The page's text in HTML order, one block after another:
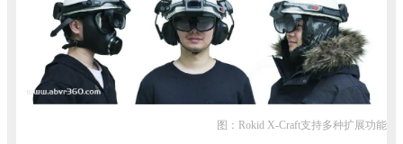
图：Rokid X-Craft支持多种扩展功能